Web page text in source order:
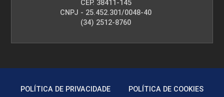
CEP. 38411-145
CNPJ - 25.452.301/0048-40
(34) 2512-8760
POLÍTICA DE PRIVACIDADE POLÍTICA DE COOKIES